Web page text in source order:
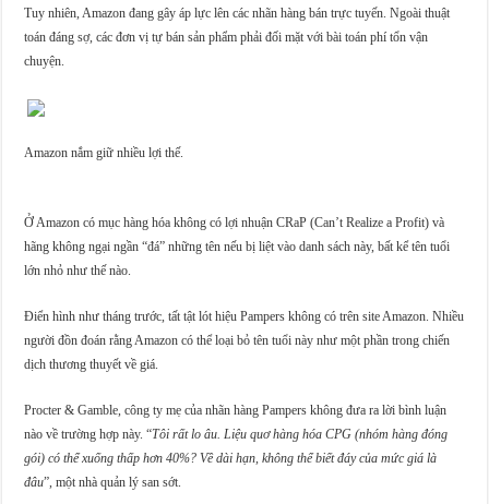
Tuy nhiên, Amazon đang gây áp lực lên các nhãn hàng bán trực tuyến. Ngoài thuật
toán đáng sợ, các đơn vị tự bán sản phẩm phải đối mặt với bài toán phí tổn vận
chuyện.
Amazon nắm giữ nhiều lợi thế.
Ở Amazon có mục hàng hóa không có lợi nhuận CRaP (Can’t Realize a Profit) và
hãng không ngại ngần “đá” những tên nếu bị liệt vào danh sách này, bất kể tên tuổi
lớn nhỏ như thế nào.
Điển hình như tháng trước, tất tật lót hiệu Pampers không có trên site Amazon. Nhiều
người đồn đoán rằng Amazon có thể loại bỏ tên tuổi này như một phần trong chiến
dịch thương thuyết về giá.
Procter & Gamble, công ty mẹ của nhãn hàng Pampers không đưa ra lời bình luận
nào về trường hợp này. “Tôi rất lo âu. Liệu quơ hàng hóa CPG (nhóm hàng đóng
gói) có thể xuống thấp hơn 40%? Về dài hạn, không thể biết đáy của mức giá là
đâu”, một nhà quản lý san sớt.